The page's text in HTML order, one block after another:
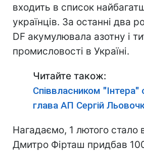
входить в список
українців. За останні два
DF акумулювала азотну і
промисловості в Україні.
Читайте також:
Співвласником "Інтера"
глава АП Сергій
Нагадаємо, 1 лютого стало
Дмитро Фірташ придбав